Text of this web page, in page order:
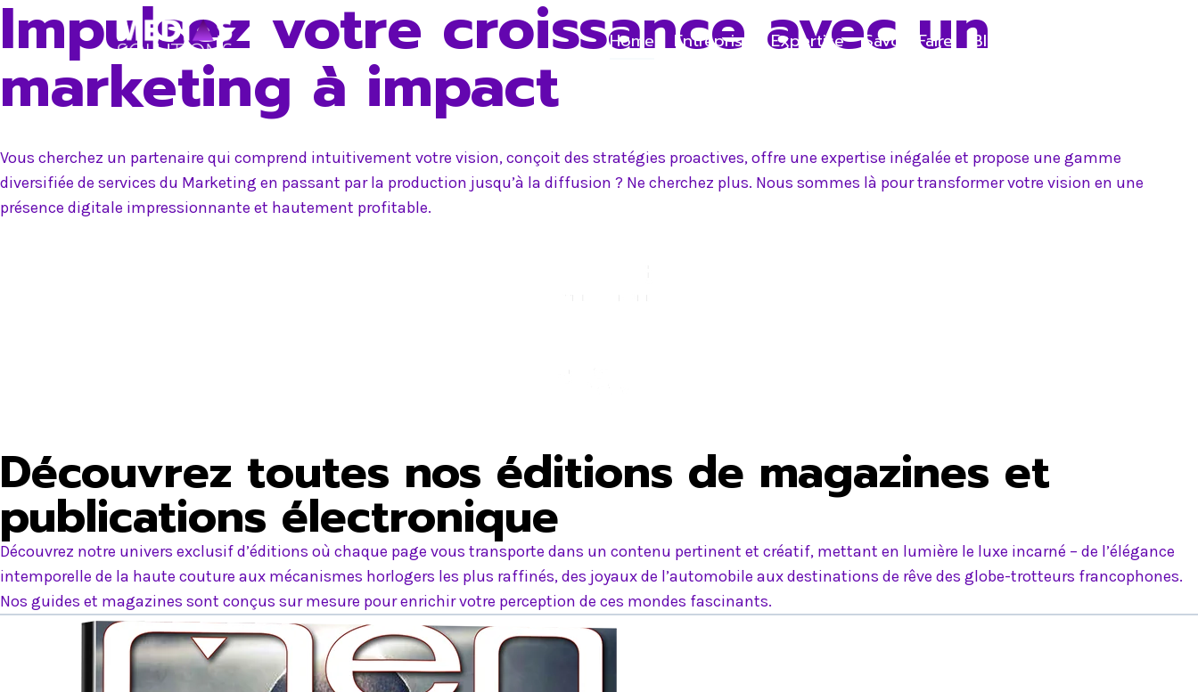
Skip
Home Entreprise Expertise Savoir-Faire Blog
Impulsez votre croissance avec un
marketing à impact
Vous cherchez un partenaire qui comprend intuitivement votre vision, conçoit des stratégies proactives, offre une expertise inégalée et propose une gamme
diversifiée de services du Marketing en passant par la production jusqu’à la diffusion ? Ne cherchez plus. Nous sommes là pour transformer votre vision en une
présence digitale impressionnante et hautement profitable.
Découvrez toutes nos éditions de magazines et
publications électronique
Découvrez notre univers exclusif d’éditions où chaque page vous transporte dans un contenu pertinent et créatif, mettant en lumière le luxe incarné – de l’élégance
intemporelle de la haute couture aux mécanismes horlogers les plus raffinés, des joyaux de l’automobile aux destinations de rêve des globe-trotteurs francophones.
Nos guides et magazines sont conçus sur mesure pour enrichir votre perception de ces mondes fascinants.